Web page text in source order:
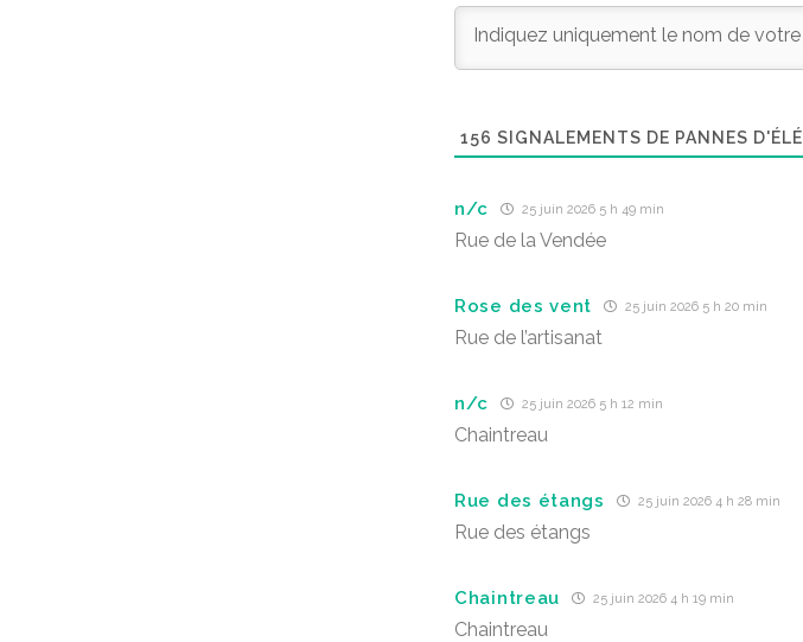
156 SIGNALEMENTS DE PANNES
n/c 25 juin 2026 5 h 49 min
Rue de la Vendée
Rose des vent 25 juin 2026 5 h 20 min
Rue de l’artisanat
n/c 25 juin 2026 5 h 12 min
Chaintreau
Rue des étangs 25 juin 2026 4 h 28 min
Rue des étangs
Chaintreau 25 juin 2026 4 h 19 min
Chaintreau